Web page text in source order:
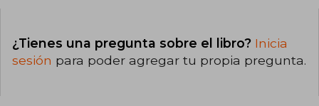
¿Tienes una pregunta sobre el libro? Inicia
sesión para poder agregar tu propia pregunta.